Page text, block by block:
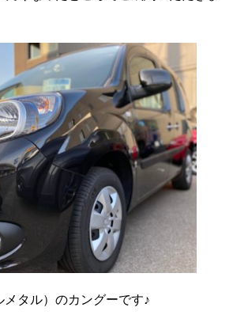
タル）のカングーです♪